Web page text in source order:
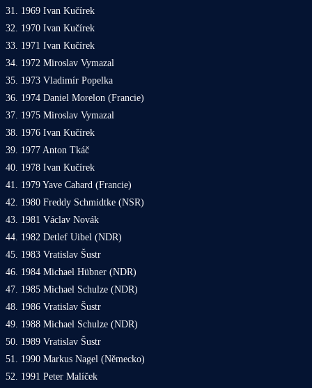
31. 1969 Ivan Kučírek
32. 1970 Ivan Kučírek
33. 1971 Ivan Kučírek
34. 1972 Miroslav Vymazal
35. 1973 Vladimír Popelka
36. 1974 Daniel Morelon (Francie)
37. 1975 Miroslav Vymazal
38. 1976 Ivan Kučírek
39. 1977 Anton Tkáč
40. 1978 Ivan Kučírek
41. 1979 Yave Cahard (Francie)
42. 1980 Freddy Schmidtke (NSR)
43. 1981 Václav Novák
44. 1982 Detlef Uibel (NDR)
45. 1983 Vratislav Šustr
46. 1984 Michael Hübner (NDR)
47. 1985 Michael Schulze (NDR)
48. 1986 Vratislav Šustr
49. 1988 Michael Schulze (NDR)
50. 1989 Vratislav Šustr
51. 1990 Markus Nagel (Německo)
52. 1991 Peter Malíček